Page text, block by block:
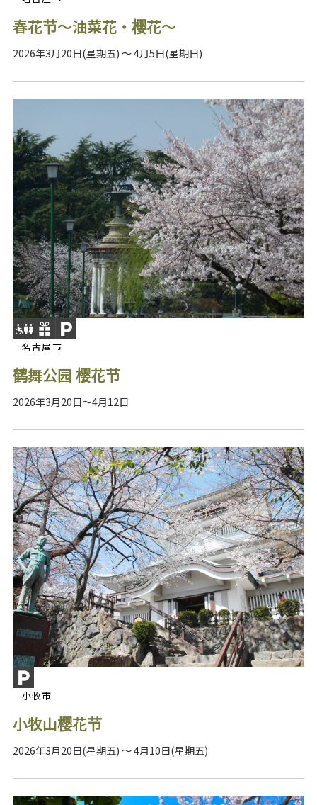
春花节～油菜花・樱花～
2026年3月20日(星期五) ～ 4月5日(星期日)
名古屋市
鹤舞公园 樱花节
2026年3月20日～4月12日
小牧市
小牧山樱花节
2026年3月20日(星期五) ～ 4月10日(星期五)